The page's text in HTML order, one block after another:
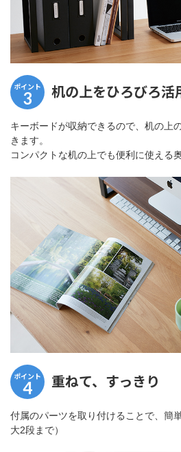
ポイント
3 机の上をひろびろ活
キーボードが収納できるので、机の上
きます。
コンパクトな机の上でも便利に使える
ポイント
4 重ねて、すっきり
付属のパーツを取り付けることで、簡
大2段まで）